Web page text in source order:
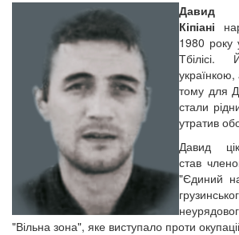
Кіпіані
1980 року
тому для
стали
утратив
Давид
став
"Єдиний
"Вільна зона", яке виступало проти